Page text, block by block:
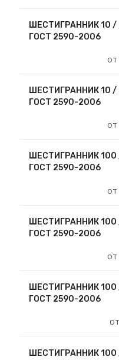
ШЕСТИГРАННИК 10
ГОСТ 2590-2006
ШЕСТИГРАННИК 10
ГОСТ 2590-2006
ШЕСТИГРАННИК
ГОСТ 2590-2006
ШЕСТИГРАННИК
ГОСТ 2590-2006
ШЕСТИГРАННИК
ГОСТ 2590-2006
ШЕСТИГРАННИК